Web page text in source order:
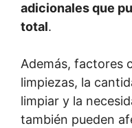
adicionales que
total.
Además, factores
limpiezas, la
limpiar y la
también pueden